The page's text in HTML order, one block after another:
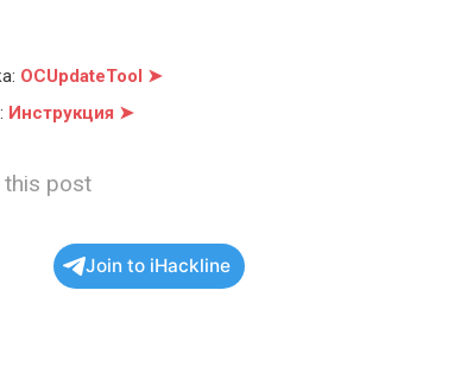
OCUpdateTool ➤
Инструкция ➤
this post
Join to iHackline